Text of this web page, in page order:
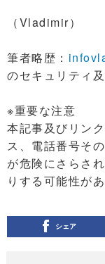
（Vladimir）
筆者略歴：
のセキュリティ
※重要な注意
本記事及びリン
ス、電話番号そ
が危険にさらさ
りする可能性が
シェア